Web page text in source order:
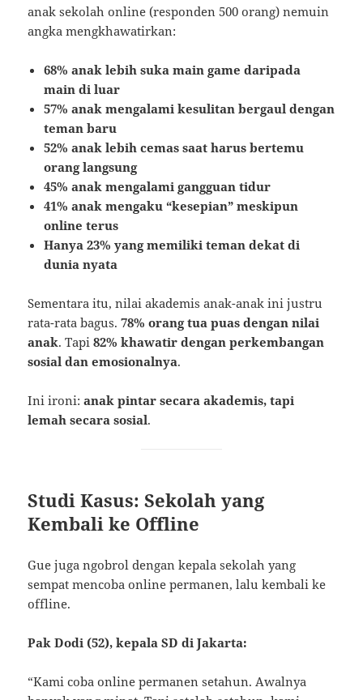
anak sekolah online (responden 500 orang) nemuin
angka mengkhawatirkan:
68% anak lebih suka main game daripada
main di luar
57% anak mengalami kesulitan bergaul dengan
teman baru
52% anak lebih cemas saat harus bertemu
orang langsung
45% anak mengalami gangguan tidur
41% anak mengaku “kesepian” meskipun
online terus
Hanya 23% yang memiliki teman dekat di
dunia nyata
Sementara itu, nilai akademis anak-anak ini justru
rata-rata bagus.78% orang tua puas dengan nilai
anak. Tapi82% khawatir dengan perkembangan
sosial dan emosionalnya.
Ini ironi:anak pintar secara akademis, tapi
lemah secara sosial.
Studi Kasus: Sekolah yang
Kembali ke Offline
Gue juga ngobrol dengan kepala sekolah yang
sempat mencoba online permanen, lalu kembali ke
offline.
Pak Dodi (52), kepala SD di Jakarta:
“Kami coba online permanen setahun. Awalnya